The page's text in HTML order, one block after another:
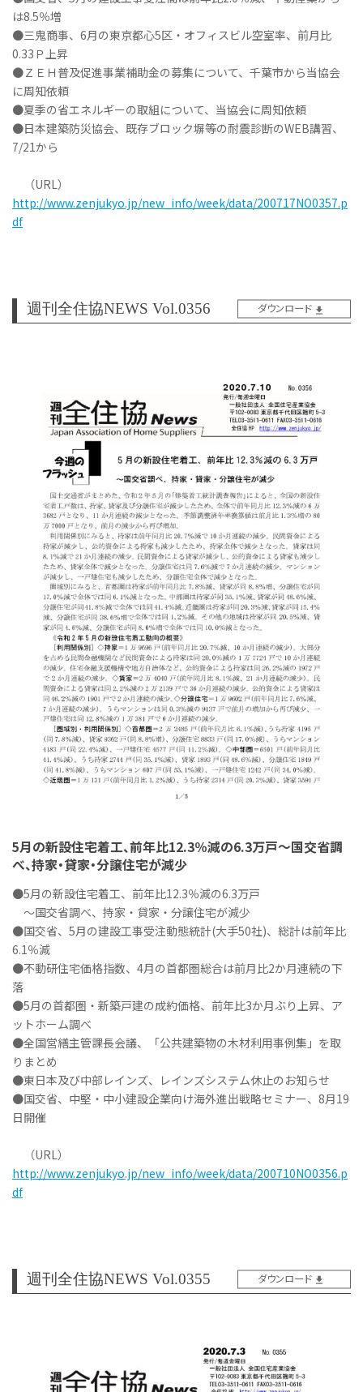
は8.5％増
●三鬼商事、6月の東京都心5区・オフィスビル空室率、前月比
0.33Ｐ上昇
●ＺＥＨ普及促進事業補助金の募集について、千葉市から当協会
に周知依頼
●夏季の省エネルギーの取組について、当協会に周知依頼
●日本建築防災協会、既存ブロック塀等の耐震診断のWEB講習、
7/21から
（URL）
http://www.zenjukyo.jp/new_info/week/data/200717NO0357.p
df
週刊全住協NEWS Vol.0356 ダウンロード
5月の新設住宅着工、前年比12.3％減の6.3万戸～国交省調
べ、持家・貸家・分譲住宅が減少
●5月の新設住宅着工、前年比12.3％減の6.3万戸
～国交省調べ、持家・貸家・分譲住宅が減少
●国交省、5月の建設工事受注動態統計(大手50社)、総計は前年比
6.1％減
●不動研住宅価格指数、4月の首都圏総合は前月比2か月連続の下
落
●5月の首都圏・新築戸建の成約価格、前年比3か月ぶり上昇、ア
ットホーム調べ
●全国営繕主管課長会議、「公共建築物の木材利用事例集」を取
りまとめ
●東日本及び中部レインズ、レインズシステム休止のお知らせ
●国交省、中堅・中小建設企業向け海外進出戦略セミナー、8月19
日開催
（URL）
http://www.zenjukyo.jp/new_info/week/data/200710NO0356.p
df
週刊全住協NEWS Vol.0355 ダウンロード